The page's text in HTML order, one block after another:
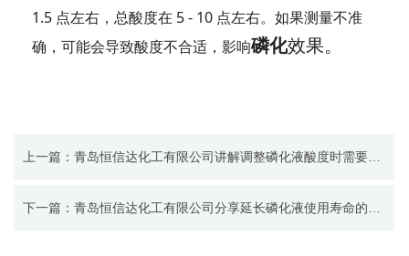
1.5 点左右，总酸度在 5 - 10 点左右。如果测量不准
确，可能会导致酸度不合适，影响磷化效果。